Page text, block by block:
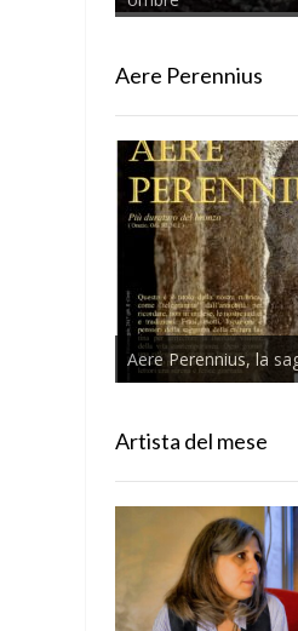
Aere Perennius
Aere Perennius, la
Artista del mese